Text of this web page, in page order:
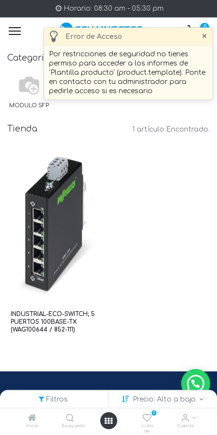
Error de Acceso ×
Por restricciones de seguridad no tienes
permiso para acceder a los informes de
'Plantilla producto' (product.template). Ponte
en contacto con tu administrador para
pedirle acceso si es necesario
Filtros Precio: Alto a bajo
Inicio Búsqueda
0
Lista
de
Cuenta
Horario: 08:30 am - 05:30 pm
0
Categories
MODULO SFP
Tienda 1 artículo Encontrado.
INDUSTRIAL-ECO-SWITCH; 5
PUERTOS 100BASE-TX
(WAG100644 / 852-111)